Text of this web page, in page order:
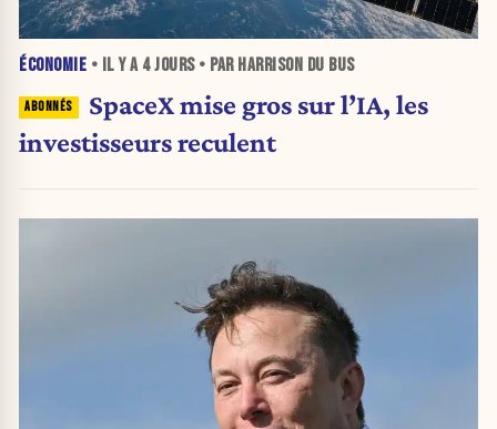
ÉCONOMIE • IL Y A 4 JOURS• PAR HARRISON DU BUS
SpaceX mise gros sur l’IA, les
investisseurs reculent